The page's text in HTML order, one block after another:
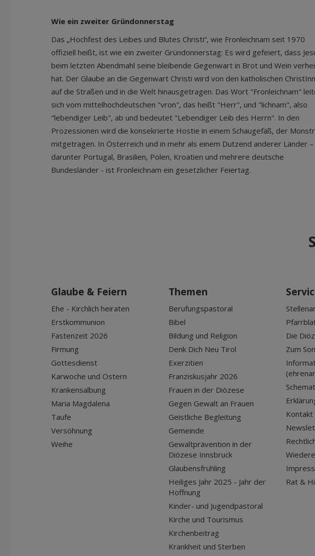
Wie ein zweiter Gründonnerstag
Das „Hochfest des Leibes und Blutes Christi“, wie Fronleichnam seit 1970
offiziell heißt, ist wie ein zweiter Gründonnerstag: Es wird gefeiert, dass
beim letzten Abendmahl seine bleibende Gegenwart in Brot und Wein
hat. Der Glaube an die Gegenwart Christi wird von den katholischen
auf die Straßen und in die Welt hinausgetragen. Das Wort "Fronleichnam"
sich vom mittelhochdeutschen "vron", das heißt "Herr", und "lichnam", also
"lebendiger Leib", ab und bedeutet "Lebendiger Leib des Herrn". In den
Prozessionen wird die konsekrierte Hostie in einem Schaugefäß, der
mitgetragen. In Österreich und in mehr als einem Dutzend anderer Länder –
darunter Portugal, Brasilien, Polen, Kroatien und mehrere deutsche
Bundesländer - ist Fronleichnam ein gesetzlicher Feiertag.
Glaube & Feiern
Ehe - Kirchlich heiraten
Erstkommunion
Fastenzeit 2026
Firmung
Gottesdienst
Karwoche und Ostern
Krankensalbung
Maria Magdalena
Taufe
Versöhnung
Weihe
Themen
Berufungspastoral
Bibel
Bildung und Religion
Denk Dich Neu Tirol
Exerzitien
Franziskusjahr 2026
Frauen in der Diözese
Gegen Gewalt an Frauen
Geistliche Begleitung
Gemeinde
Gewaltprävention in der
Diözese Innsbruck
Glaubensfrühling
Heiliges Jahr 2025 - Jahr der
Hoffnung
Kinder- und Jugendpastoral
Kirche und Tourismus
Kirchenbeitrag
Krankheit und Sterben
Die
Zum
Kontakt
Rat &